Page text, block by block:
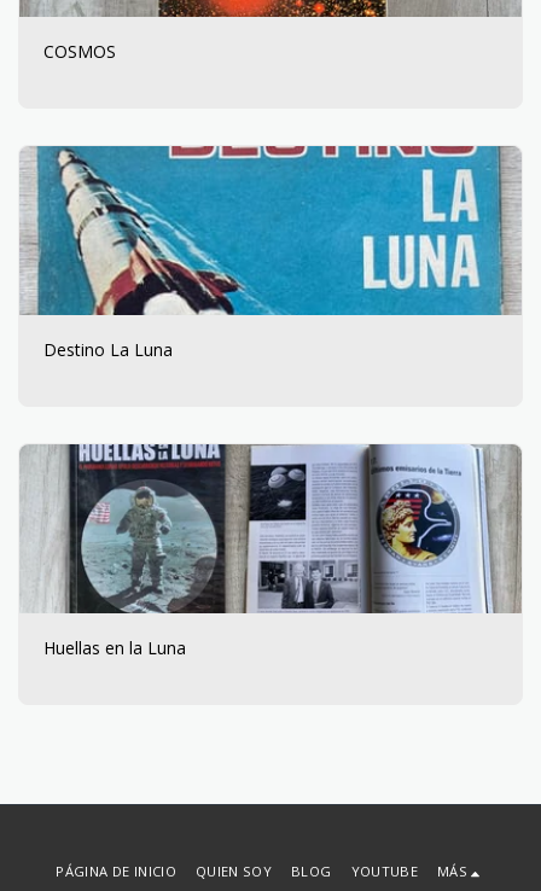
COSMOS
Destino La Luna
Huellas en la Luna
PÁGINA DE INICIO QUIEN SOY BLOG YOUTUBE MÁS